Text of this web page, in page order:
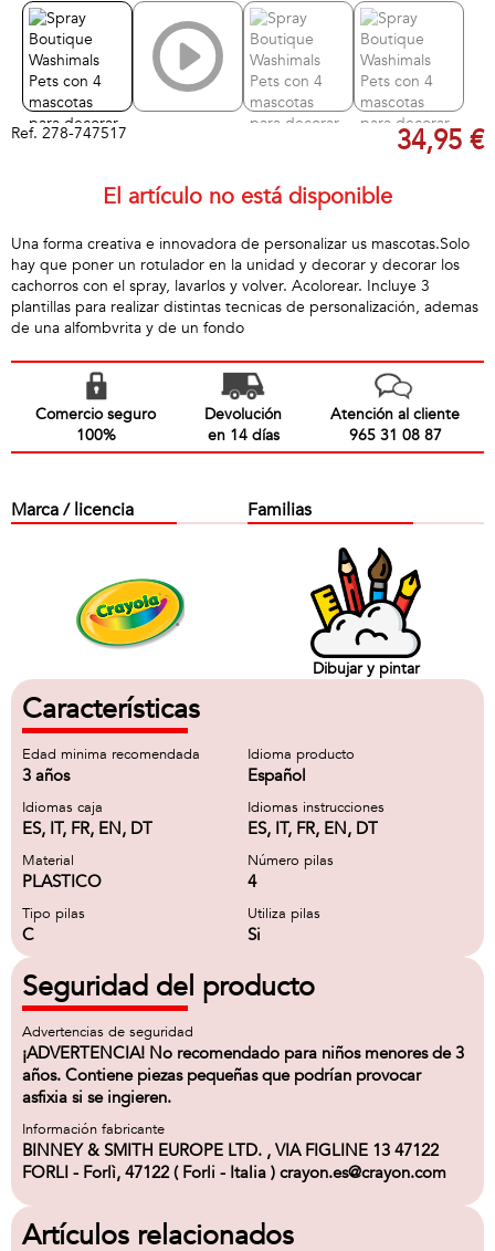
Ref. 278-747517 34,95 €
El artículo no está disponible
Una forma creativa e innovadora de personalizar us mascotas.Solo
hay que poner un rotulador en la unidad y decorar y decorar los
cachorros con el spray, lavarlos y volver. Acolorear. Incluye 3
plantillas para realizar distintas tecnicas de personalización, ademas
de una alfombvrita y de un fondo
Comercio seguro
100%
Devolución
en 14 días
Atención al cliente
965 31 08 87
Marca / licencia Familias
Dibujar y pintar
Características
Edad minima recomendada
3 años
Idioma producto
Español
Idiomas caja
ES, IT, FR, EN, DT
Idiomas instrucciones
ES, IT, FR, EN, DT
Material
PLASTICO
Número pilas
4
Tipo pilas
C
Utiliza pilas
Si
Seguridad del producto
Advertencias de seguridad
¡ADVERTENCIA! No recomendado para niños menores de 3
años. Contiene piezas pequeñas que podrían provocar
asfixia si se ingieren.
Información fabricante
BINNEY & SMITH EUROPE LTD. , VIA FIGLINE 13 47122
FORLI - Forlì, 47122 ( Forli - Italia ) crayon.es@crayon.com
Artículos relacionados